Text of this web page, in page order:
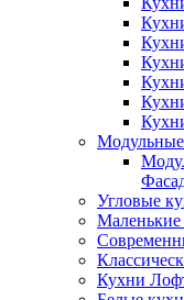
Угловые
Маленькие
Кухни